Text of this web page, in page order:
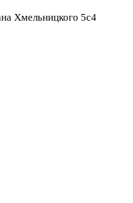
Хмельницкого 5с4